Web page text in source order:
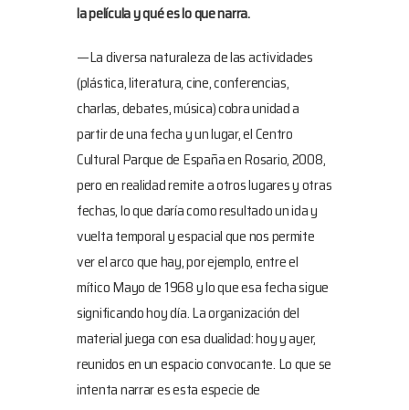
la película y qué es lo que narra.
—La diversa naturaleza de las actividades
(plástica, literatura, cine, conferencias,
charlas, debates, música) cobra unidad a
partir de una fecha y un lugar, el Centro
Cultural Parque de España en Rosario, 2008,
pero en realidad remite a otros lugares y otras
fechas, lo que daría como resultado un ida y
vuelta temporal y espacial que nos permite
ver el arco que hay, por ejemplo, entre el
mítico Mayo de 1968 y lo que esa fecha sigue
significando hoy día. La organización del
material juega con esa dualidad: hoy y ayer,
reunidos en un espacio convocante. Lo que se
intenta narrar es esta especie de